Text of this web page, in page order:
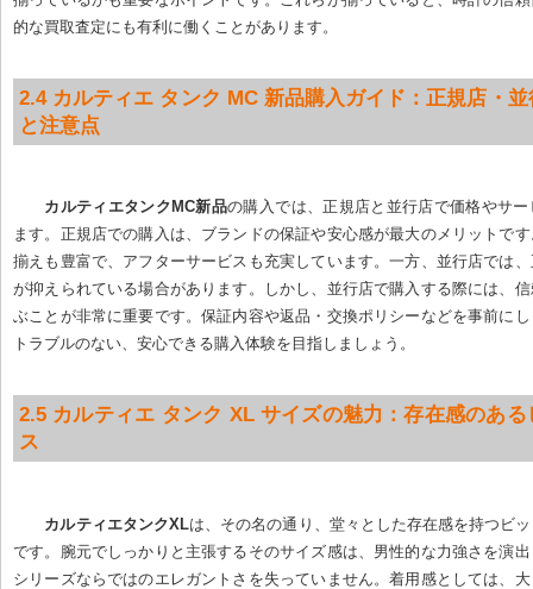
的な買取査定にも有利に働くことがあります。
2.4 カルティエ タンク MC 新品購入ガイド：正規店・
と注意点
カルティエタンクMC新品の購入では、正規店と並行店で価格やサ
ます。正規店での購入は、ブランドの保証や安心感が最大のメリットで
揃えも豊富で、アフターサービスも充実しています。一方、並行店では
が抑えられている場合があります。しかし、並行店で購入する際には、
ぶことが非常に重要です。保証内容や返品・交換ポリシーなどを事前に
トラブルのない、安心できる購入体験を目指しましょう。
2.5 カルティエ タンク XL サイズの魅力：存在感のある
ス
カルティエタンクXLは、その名の通り、堂々とした存在感を持つビ
です。腕元でしっかりと主張するそのサイズ感は、男性的な力強さを演
シリーズならではのエレガントさを失っていません。着用感としては、